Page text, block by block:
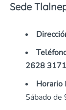
Sede
2628 3171
Horario
Sábado